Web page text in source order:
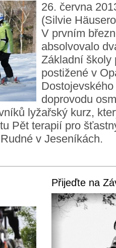
26. června
(Silvie
V prvním
absolvovalo
Základní školy
postižené v
doprovodu
lyžařský kurz,
Pět terapií pro
v Jeseníkách.
Přijeďte na